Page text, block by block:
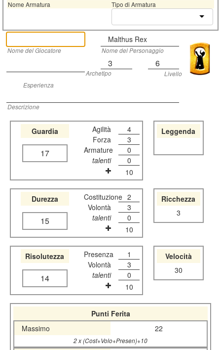
Nome Armatura Tipo di Armatura
Malthus Rex
Nome del Giocatore Nome del Personaggio
3 6
Archetipo
Livello
Esperienza
Descrizione
Guardia
17
Agilità
4
Forza
3
Armature
0
talenti
0
10
Leggenda
Durezza
15
Costituzione 2
Volontà
3
talenti
0
10
Ricchezza
3
Risolutezza
14
Presenza
1
Volontà
3
talenti
0
10
Velocità
30
Punti Ferita
Massimo
22
2 x (Cost+Volo+Presen)+10